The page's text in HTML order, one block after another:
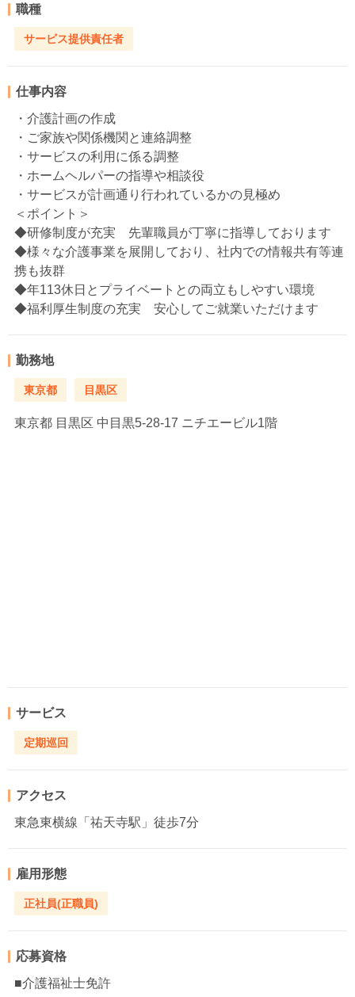
職種
サービス提供責任者
仕事内容
・介護計画の作成
・ご家族や関係機関と連絡調整
・サービスの利用に係る調整
・ホームヘルパーの指導や相談役
・サービスが計画通り行われているかの見極め
＜ポイント＞
◆研修制度が充実 先輩職員が丁寧に指導しております
◆様々な介護事業を展開しており、社内での情報共有等連
携も抜群
◆年113休日とプライベートとの両立もしやすい環境
◆福利厚生制度の充実 安心してご就業いただけます
勤務地
東京都 目黒区
東京都 目黒区 中目黒5-28-17 ニチエービル1階
サービス
定期巡回
アクセス
東急東横線「祐天寺駅」徒歩7分
雇用形態
正社員(正職員)
応募資格
■介護福祉士免許